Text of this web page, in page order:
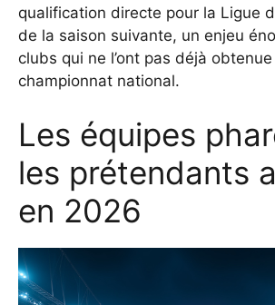
qualification directe pour la Ligue
de la saison suivante, un enjeu
clubs qui ne l’ont pas déjà
championnat national.
Les équipes
les prétendants
en 2026